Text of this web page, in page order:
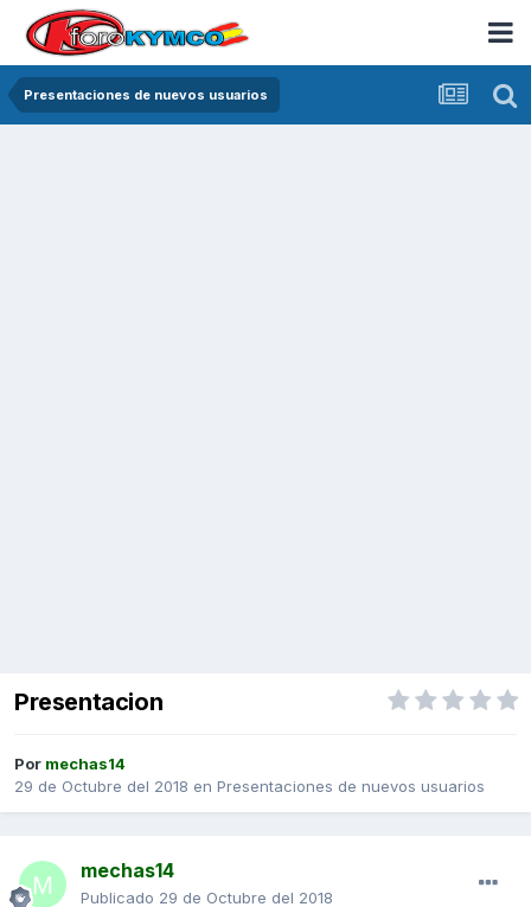
Presentaciones de nuevos usuarios
Presentacion
Por mechas14
29 de Octubre del 2018 en Presentaciones de nuevos usuarios
mechas14
Publicado 29 de Octubre del 2018